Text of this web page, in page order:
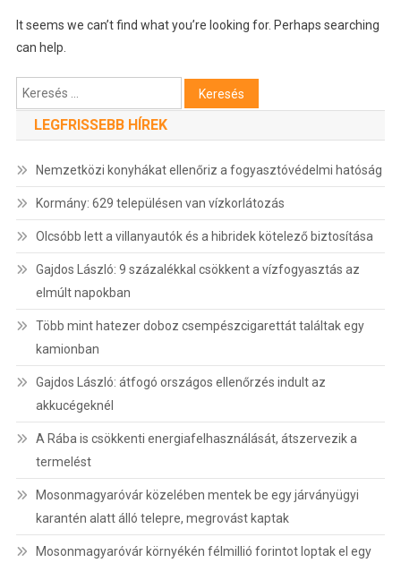
It seems we can’t find what you’re looking for. Perhaps searching
can help.
Keresés:
LEGFRISSEBB HÍREK
Nemzetközi konyhákat ellenőriz a fogyasztóvédelmi hatóság
Kormány: 629 településen van vízkorlátozás
Olcsóbb lett a villanyautók és a hibridek kötelező biztosítása
Gajdos László: 9 százalékkal csökkent a vízfogyasztás az
elmúlt napokban
Több mint hatezer doboz csempészcigarettát találtak egy
kamionban
Gajdos László: átfogó országos ellenőrzés indult az
akkucégeknél
A Rába is csökkenti energiafelhasználását, átszervezik a
termelést
Mosonmagyaróvár közelében mentek be egy járványügyi
karantén alatt álló telepre, megrovást kaptak
Mosonmagyaróvár környékén félmillió forintot loptak el egy